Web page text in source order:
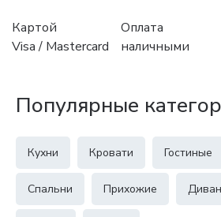
Картой
Visa / Mastercard
Оплата
наличными
Популярные
Кухни Кровати Гостиные
Спальни Прихожие